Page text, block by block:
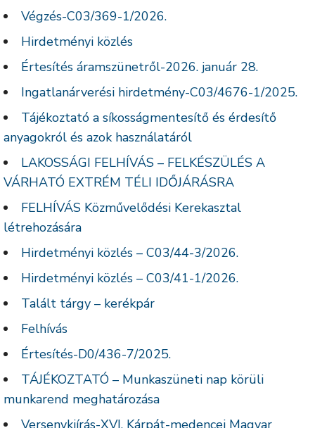
Végzés-C03/369-1/2026.
Hirdetményi közlés
Értesítés áramszünetről-2026. január 28.
Ingatlanárverési hirdetmény-C03/4676-1/2025.
Tájékoztató a síkosságmentesítő és érdesítő
anyagokról és azok használatáról
LAKOSSÁGI FELHÍVÁS – FELKÉSZÜLÉS A
VÁRHATÓ EXTRÉM TÉLI IDŐJÁRÁSRA
FELHÍVÁS Közművelődési Kerekasztal
létrehozására
Hirdetményi közlés – C03/44-3/2026.
Hirdetményi közlés – C03/41-1/2026.
Talált tárgy – kerékpár
Felhívás
Értesítés-D0/436-7/2025.
TÁJÉKOZTATÓ – Munkaszüneti nap körüli
munkarend meghatározása
Versenykiírás-XVI. Kárpát-medencei Magyar